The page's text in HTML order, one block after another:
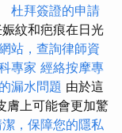
杜拜簽證的申請
紋和疤痕在日光
站，查詢律師資
專家 經絡按摩專
漏水問題 由於這
膚上可能會更加驚
，保障您的隱私